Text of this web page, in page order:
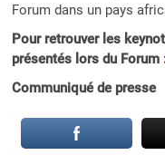
Forum dans un pays
Pour retrouver les
présentés lors du Forum
Communiqué de presse